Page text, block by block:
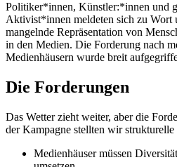
Politiker*innen, Künstler:*innen und
Aktivist*innen meldeten sich zu Wort
mangelnde Repräsentation von
in den Medien. Die Forderung nach
Medienhäusern wurde breit
Die Forderungen
Das Wetter zieht weiter, aber die
der Kampagne stellten wir strukturelle
Medienhäuser müssen